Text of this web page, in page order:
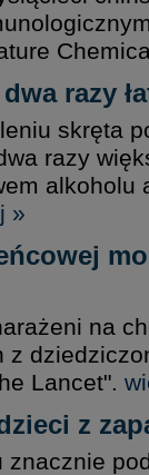
razy
skręta
razy
»
na
z
Lancet".
z